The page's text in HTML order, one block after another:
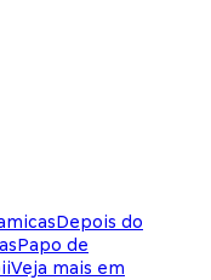
Depois do
Papo de
Veja mais em